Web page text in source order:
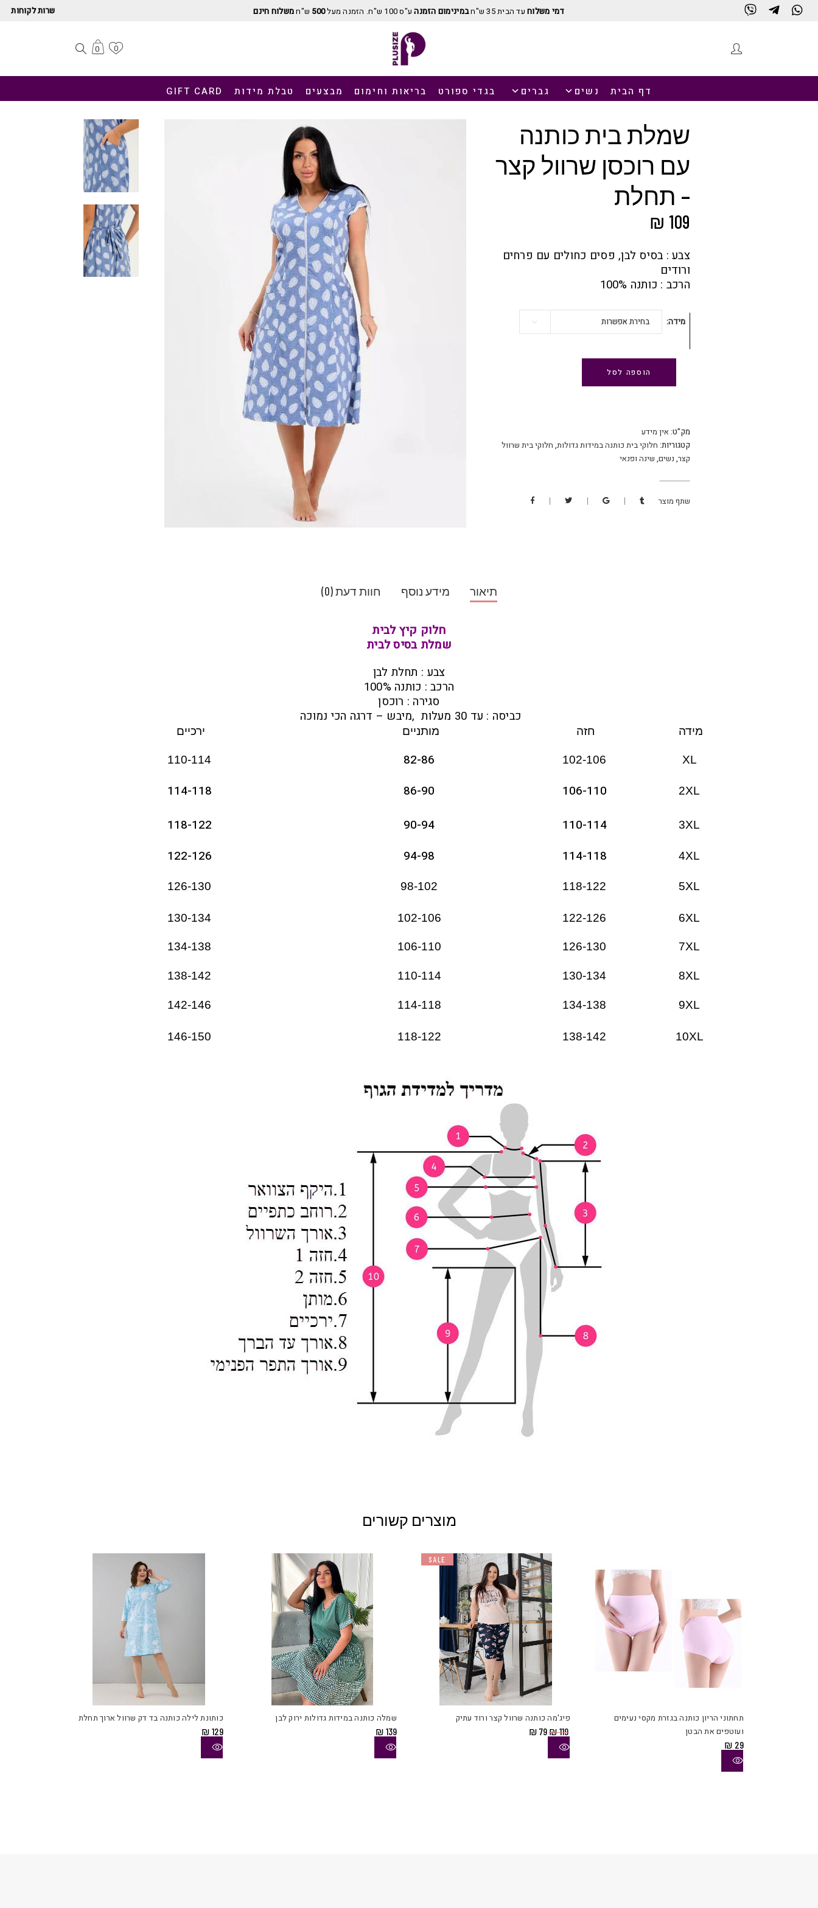
שרות לקוחות דמי משלוחעד הבית 35 ש"ח במינימום הזמנהע"ס 100 ש"ח. הזמנה מעל 500 ש"חמשלוח חינם
0 0
דף הבית נשים גברים בגדי ספורט בריאות וחימום מבצעים טבלת מידות GIFT CARD
חנות
שמלת בית כותנה
עם רוכסן שרוול קצר
– תחלת
₪ 109
צבע : בסיס לבן, פסים כחולים עם פרחים
ורודים
הרכב : כותנה 100%
מידה בחירת אפשרות
הוספה לסל
מק"ט: אין מידע
קטגוריות: חלוקי בית כותנה במידות גדולות, חלוקי בית שרוול
קצר, נשים, שינה ופנאי
שתף מוצר
תיאור מידע נוסף חוות דעת (0)
חלוק קיץ לבית
שמלת בסיס לבית
צבע : תחלת לבן
הרכב : כותנה 100%
סגירה : רוכסן
כביסה : עד 30 מעלות ,מיבש – דרגה הכי נמוכה
מידה חזה מותניים ירכיים
XL
102-106
82-86
110-114
2XL
106-110
86-90
114-118
3XL
110-114
90-94
118-122
4XL
114-118
94-98
122-126
5XL
118-122
98-102
126-130
6XL
122-126
102-106
130-134
7XL
126-130
106-110
134-138
8XL
130-134
110-114
138-142
9XL
134-138
114-118
142-146
10XL
138-142
118-122
146-150
מוצרים קשורים
כותונת לילה כותנה בד דק שרוול ארוך תחלת
₪ 129
למוצר
מספר
סוגים.
ניתן
שמלה כותנה במידות גדולות ירוק לבן
₪ 139
SALE
מספר
סוגים.
ניתן
פיג'מה כותנה שרוול קצר ורוד עתיק
₪119
המחיר
₪ 79
למוצר
מספר
סוגים.
ניתן
תחתוני הריון כותנה בגזרת מקסי נעימים
ועוטפים את הבטן
₪ 29